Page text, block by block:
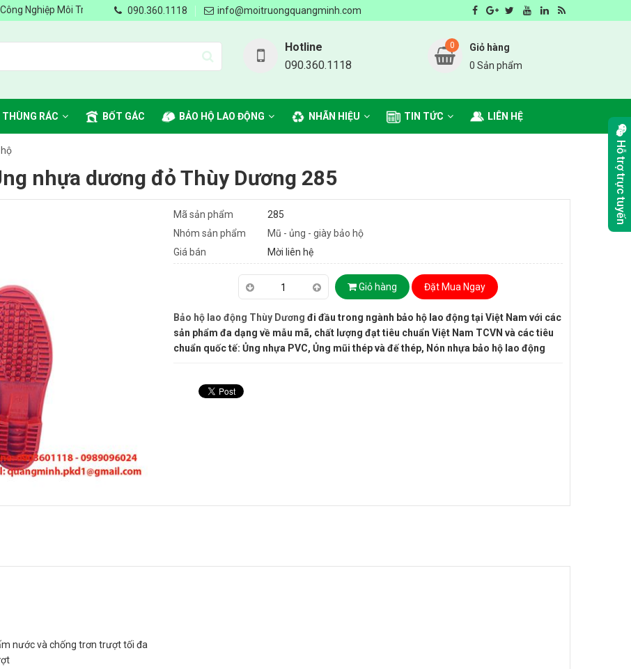
Nghiệp Môi Trường Quang Minh - Chung tay vì môi trường Xanh, Sạch, Đẹp - Nhà cung cấp sản phẩm môi trường số 1 Hà Nội
090.360.1118 info@moitruongquangminh.com
Hotline
090.360.1118
0
Giỏ hàng
0 Sản phẩm
THÙNG RÁC BỐT GÁC BẢO HỘ LAO ĐỘNG NHÃN HIỆU TIN TỨC LIÊN HỆ
nhựa dương đỏ Thùy Dương 285
Mã sản phẩm
285
Nhóm sản phẩm
Mũ - ủng - giày bảo hộ
Giá bán
Mời liên hệ
Giỏ hàng Đặt Mua Ngay
Bảo hộ lao động Thùy Dương đi đầu trong ngành bảo hộ lao động tại Việt Nam với các
sản phẩm đa dạng về mẫu mã, chất lượng đạt tiêu chuẩn Việt Nam TCVN và các tiêu
chuẩn quốc tế: Ủng nhựa PVC, Ủng mũi thép và đế thép, Nón nhựa bảo hộ lao động
nước và chống trơn trượt tối đa
Hỗ trợ trực tuyến